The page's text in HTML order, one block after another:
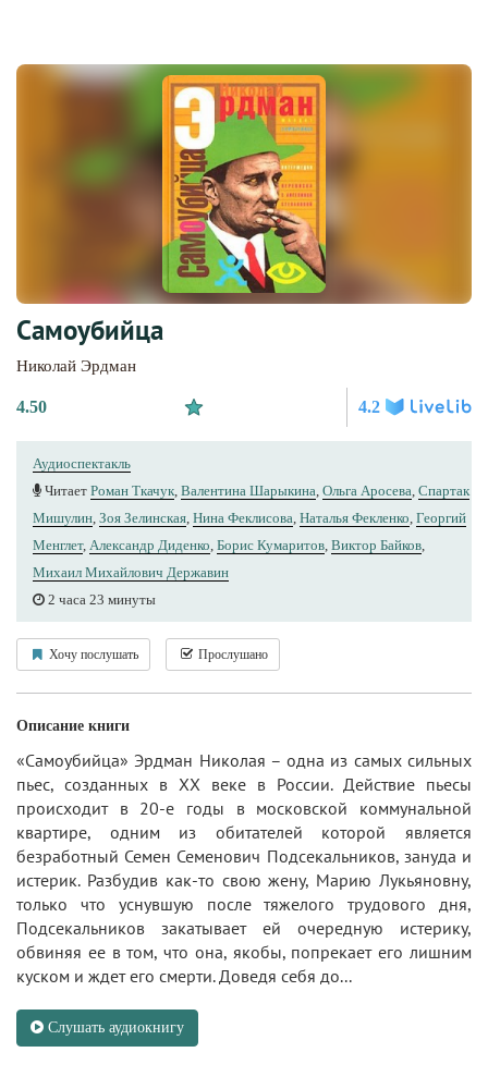
Самоубийца
Николай Эрдман
4.50 4.2
Аудиоспектакль
Читает Роман Ткачук Валентина Шарыкина Ольга Аросева Спартак
Мишулин Зоя Зелинская Нина Феклисова Наталья Фекленко Георгий
Менглет, Александр Диденко Борис Кумаритов Виктор Байков
Михаил Михайлович Державин
2 часа 23 минуты
Хочу послушать Прослушано
Описание книги
«Самоубийца» Эрдман Николая – одна из самых сильных
пьес, созданных в XX веке в России. Действие пьесы
происходит в 20-е годы в московской коммунальной
квартире, одним из обитателей которой является
безработный Семен Семенович Подсекальников, зануда и
истерик. Разбудив как-то свою жену, Марию Лукьяновну,
только что уснувшую после тяжелого трудового дня,
Подсекальников закатывает ей очередную истерику,
обвиняя ее в том, что она, якобы, попрекает его лишним
куском и ждет его смерти. Доведя себя до...
Слушать аудиокнигу